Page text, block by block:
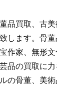
品買取、古
します。骨
作家、無形
品の買取に
の骨董、美